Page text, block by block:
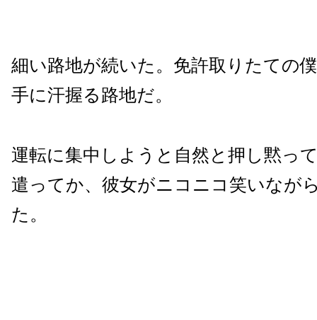
細い路地が続いた。免許取りたての
手に汗握る路地だ。
運転に集中しようと自然と押し黙っ
遣ってか、彼女がニコニコ笑いなが
た。